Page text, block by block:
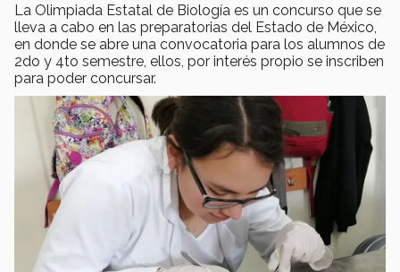
La Olimpiada Estatal de Biología es un concurso que se
lleva a cabo en las preparatorias del Estado de México,
en donde se abre una convocatoria para los alumnos de
2do y 4to semestre, ellos, por interés propio se inscriben
para poder concursar.